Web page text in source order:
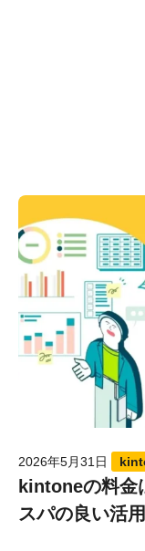
2026年5月31日
kintoneの料金
スパの良い活